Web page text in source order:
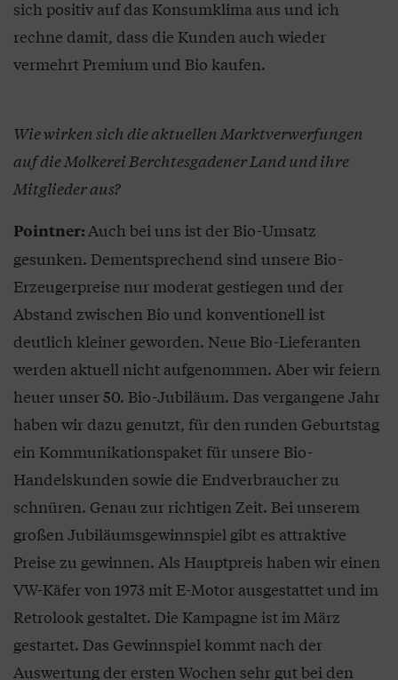
sich positiv auf das Konsumklima aus und ich
rechne damit, dass die Kunden auch wieder
vermehrt Premium und Bio kaufen.
Wie wirken sich die aktuellen Marktverwerfungen
auf die Molkerei Berchtesgadener Land und ihre
Mitglieder aus?
Pointner: Auch bei uns ist der Bio-Umsatz
gesunken. Dementsprechend sind unsere Bio-
Erzeugerpreise nur moderat gestiegen und der
Abstand zwischen Bio und konventionell ist
deutlich kleiner geworden. Neue Bio-Lieferanten
werden aktuell nicht aufgenommen. Aber wir feiern
heuer unser 50. Bio-Jubiläum. Das vergangene Jahr
haben wir dazu genutzt, für den runden Geburtstag
ein Kommunikationspaket für unsere Bio-
Handelskunden sowie die Endverbraucher zu
schnüren. Genau zur richtigen Zeit. Bei unserem
großen Jubiläumsgewinnspiel gibt es attraktive
Preise zu gewinnen. Als Hauptpreis haben wir einen
VW-Käfer von 1973 mit E-Motor ausgestattet und im
Retrolook gestaltet. Die Kampagne ist im März
gestartet. Das Gewinnspiel kommt nach der
Auswertung der ersten Wochen sehr gut bei den